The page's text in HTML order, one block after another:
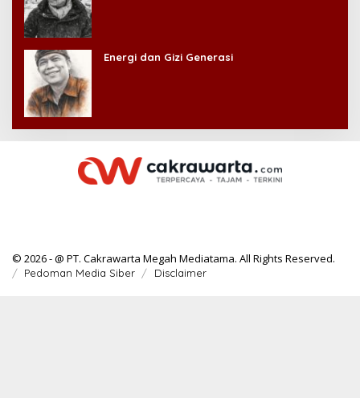
Energi dan Gizi Generasi
© 2026 - @ PT. Cakrawarta Megah Mediatama. All Rights Reserved.
Pedoman Media Siber Disclaimer